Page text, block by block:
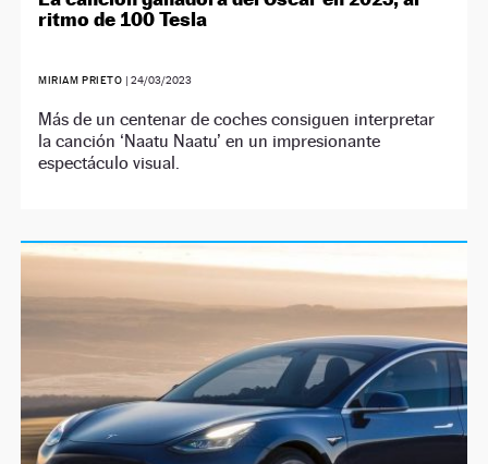
ritmo de 100 Tesla
MIRIAM PRIETO | 24/03/2023
Más de un centenar de coches consiguen interpretar
la canción ‘Naatu Naatu’ en un impresionante
espectáculo visual.